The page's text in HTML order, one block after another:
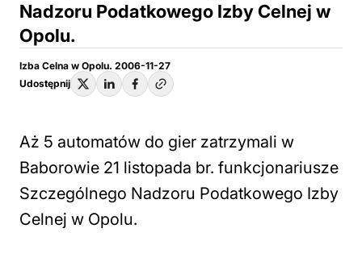
Nadzoru Podatkowego Izby Celnej w
Opolu.
Izba Celna w Opolu. 2006-11-27
Udostępnij
Aż 5 automatów do gier zatrzymali w
Baborowie 21 listopada br. funkcjonariusze
Szczególnego Nadzoru Podatkowego Izby
Celnej w Opolu.